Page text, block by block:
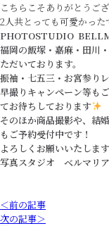
こちらこそありがとうござ
2人共とっても可愛かっ
PHOTOSTUDIO
福岡の飯塚・嘉麻・田川
ただいております。
振袖・七五三・お宮参り
早撮りキャンペーン等も
てお待ちしております
そのほか商品撮影や、結
もご予約受付中です！
よろしくお願いいたします
写真スタジオ ベルマリ
＜前の記事
次の記事＞